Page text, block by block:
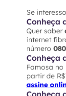
Se
Conheça
Quer saber
internet
número
Conheça
Famosa no
partir de
assine